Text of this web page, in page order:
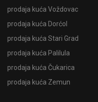
prodaja kuća Voždovac
prodaja kuća Dorćol
prodaja kuća Stari Grad
prodaja kuća Palilula
prodaja kuća Čukarica
prodaja kuća Zemun